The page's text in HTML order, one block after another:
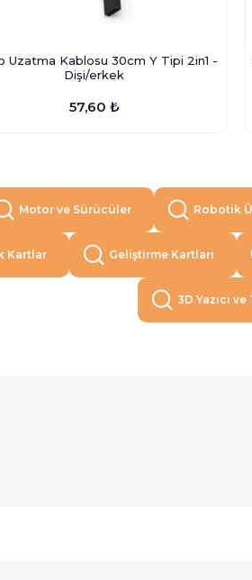
Uzatma Kablosu 30cm Y Tipi 2in1 -
Dişi/erkek
57,60 ₺
Motor ve Sürücüler Robotik
Kartlar Geliştirme Kartları
3D Yazıcı ve